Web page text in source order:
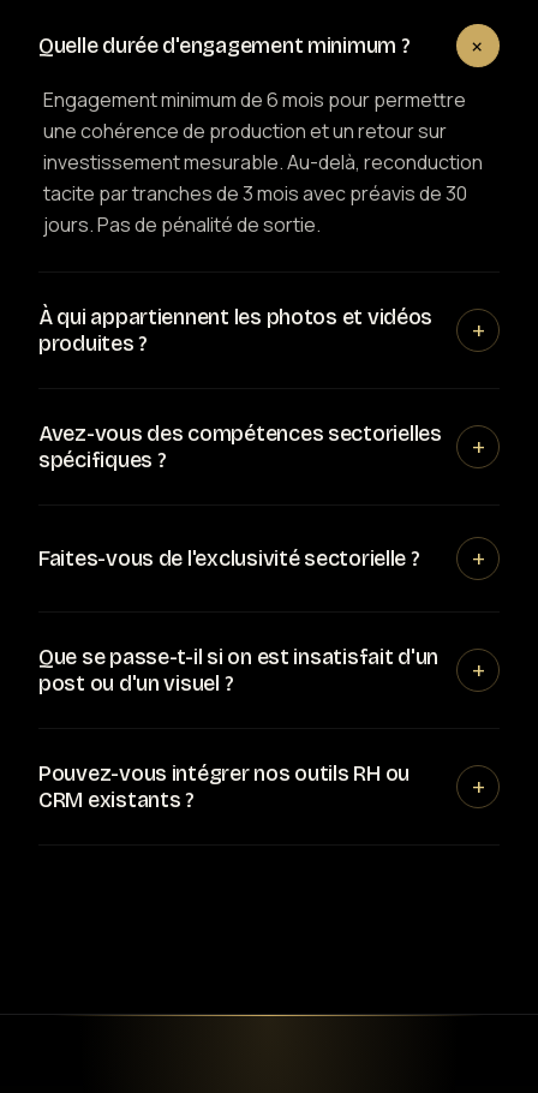
Quelle durée d'engagement minimum ? +
Engagement minimum de 6 mois pour permettre
une cohérence de production et un retour sur
investissement mesurable. Au-delà, reconduction
tacite par tranches de 3 mois avec préavis de 30
jours. Pas de pénalité de sortie.
À qui appartiennent les photos et vidéos
produites ?
+
Avez-vous des compétences sectorielles
spécifiques ?
+
Faites-vous de l'exclusivité sectorielle ? +
Que se passe-t-il si on est insatisfait d'un
post ou d'un visuel ?
+
Pouvez-vous intégrer nos outils RH ou
CRM existants ?
+